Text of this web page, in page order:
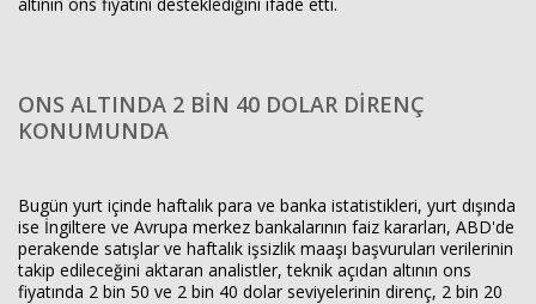
ONS ALTINDA 2 BİN 40 DOLAR DİRENÇ
KONUMUNDA
Bugün yurt içinde haftalık para ve banka istatistikleri, yurt dışında
ise İngiltere ve Avrupa merkez bankalarının faiz kararları, ABD'de
perakende satışlar ve haftalık işsizlik maaşı başvuruları verilerinin
takip edileceğini aktaran analistler, teknik açıdan altının ons
fiyatında 2 bin 50 ve 2 bin 40 dolar seviyelerinin direnç, 2 bin 20